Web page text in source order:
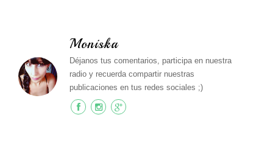
Moniska
Déjanos tus comentarios, participa en nuestra
radio y recuerda compartir nuestras
publicaciones en tus redes sociales ;)